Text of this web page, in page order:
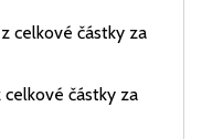
celkové částky za
částky za